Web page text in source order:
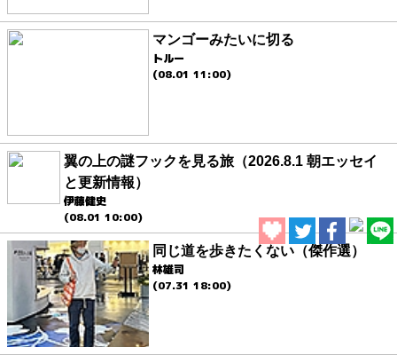
マンゴーみたいに切る
トルー
(08.01 11:00)
翼の上の謎フックを見る旅（2026.8.1 朝エッセイ
と更新情報）
伊藤健史
(08.01 10:00)
同じ道を歩きたくない（傑作選）
林雄司
(07.31 18:00)